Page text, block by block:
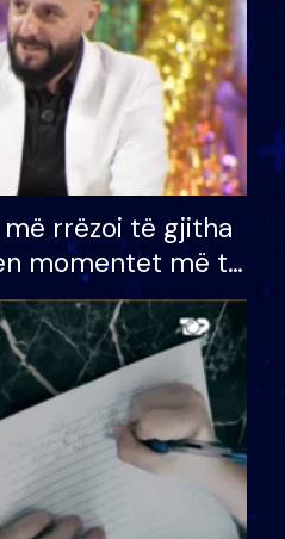
më rrëzoi të gjitha
momentet më të
e BB VIP: Do më
kur…